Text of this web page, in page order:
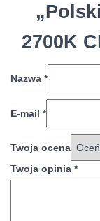
2700K
Nazwa *
E-mail *
Twoja ocena
Twoja opinia *